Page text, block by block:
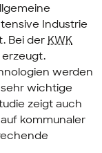
Industrie
Bei der KWK
werden
wichtige
zeigt auch
kommunaler